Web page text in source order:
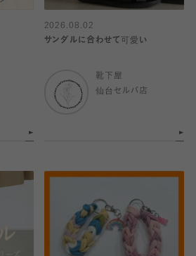
2026.08.02
サンダルに合わせて可愛い
靴下屋
仙台セルバ店